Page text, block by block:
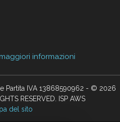
informazioni
Partita IVA 13868590962 - © 2026
RESERVED. ISP AWS
del sito